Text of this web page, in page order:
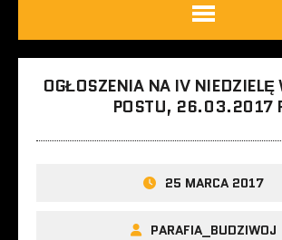
OGŁOSZENIA NA IV NIEDZIELĘ
POSTU, 26.03.2017
25 MARCA 2017
PARAFIA_BUDZIWOJ